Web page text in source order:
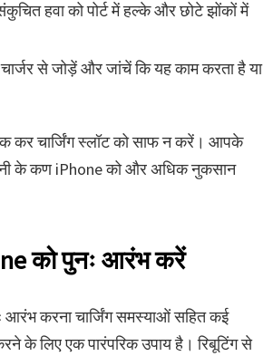
हवा को पोर्ट में हल्के और छोटे झोंकों में
से जोड़ें और जांचें कि यह काम करता है या
कर चार्जिंग स्लॉट को साफ न करें। आपके
के कण iPhone को और अधिक नुकसान
को पुनः आरंभ करें
करना चार्जिंग समस्याओं सहित कई
के लिए एक पारंपरिक उपाय है। रिबूटिंग से